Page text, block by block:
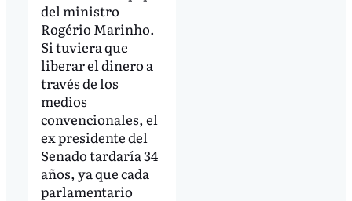
del ministro
Rogério Marinho.
Si tuviera que
liberar el dinero a
través de los
medios
convencionales, el
ex presidente del
Senado tardaría 34
años, ya que cada
parlamentario